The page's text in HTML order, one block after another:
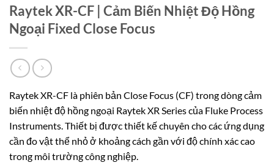
Raytek XR-CF | Cảm Biến Nhiệt Độ Hồng
Ngoại Fixed Close Focus
Raytek XR-CF là phiên bản Close Focus (CF) trong dòng cảm
biến nhiệt độ hồng ngoại Raytek XR Series của Fluke Process
Instruments. Thiết bị được thiết kế chuyên cho các ứng dụng
cần đo vật thể nhỏ ở khoảng cách gần với độ chính xác cao
trong môi trường công nghiệp.